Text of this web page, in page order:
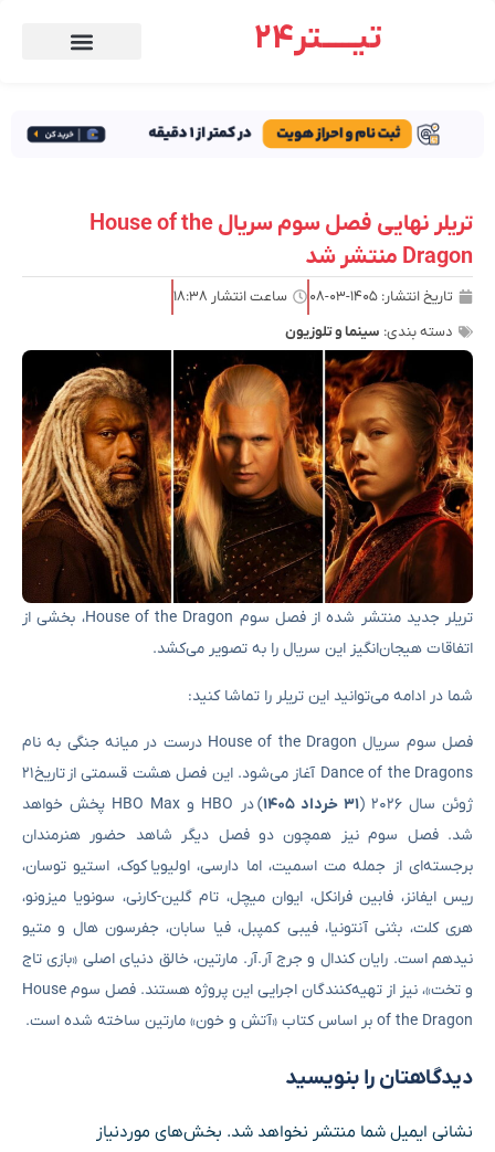
تیـــــتر24
تریلر نهایی فصل سوم سریال House of the
Dragon منتشر شد
تاریخ انتشار: ۱۴۰۵-۰۳-۰۸ ساعت انتشار ۱۸:۳۸
دسته بندی: سینما و تلوزیون
تریلر جدید منتشر شده از فصل سوم House of the Dragon، بخشی از
اتفاقات هیجان‌انگیز این سریال را به تصویر می‌کشد.
شما در ادامه می‌‌توانید این تریلر را تماشا کنید:
فصل سوم سریال House of the Dragon درست در میانه‌ جنگی به نام
Dance of the Dragons آغاز می‌شود. این فصل هشت قسمتی از تاریخ ۲۱
ژوئن سال ۲۰۲۶ (
۳۱ خرداد ۱۴۰۵
) در HBO و HBO Max پخش خواهد
شد. فصل سوم نیز همچون دو فصل دیگر شاهد حضور هنرمندان
برجسته‌ای از جمله مت اسمیت، اما دارسی، اولیویا کوک، استیو توسان،
ریس ایفانز، فابین فرانکل، ایوان میچل، تام گلین-کارنی، سونویا میزونو،
هری کلت، بثنی آنتونیا، فیبی کمپبل، فیا سابان، جفرسون هال و متیو
نیدهم است. رایان کندال و جرج آر.آر. مارتین، خالق دنیای اصلی «بازی تاج
و تخت»، نیز از تهیه‌کنندگان اجرایی این پروژه هستند. فصل سوم House
of the Dragon بر اساس کتاب «آتش و خون» مارتین ساخته شده است.
دیدگاهتان را بنویسید
نشانی ایمیل شما منتشر نخواهد شد. بخش‌های موردنیاز